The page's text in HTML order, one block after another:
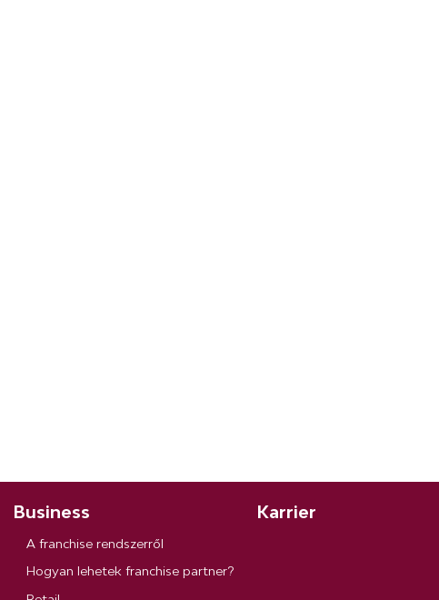
Business
A franchise rendszerről
Hogyan lehetek franchise partner?
Karrier